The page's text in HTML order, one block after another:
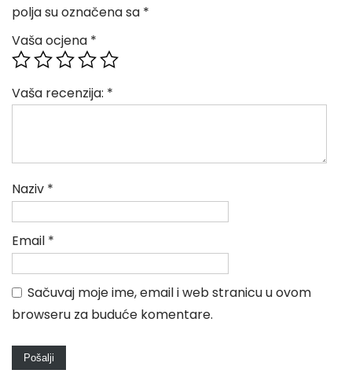
polja su označena sa *
Vaša ocjena *
Vaša recenzija: *
Naziv *
Email *
Sačuvaj moje ime, email i web stranicu u ovom
browseru za buduće komentare.